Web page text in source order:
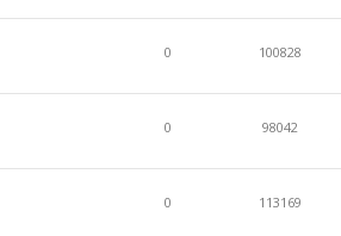
0 100828
0 98042
0 113169